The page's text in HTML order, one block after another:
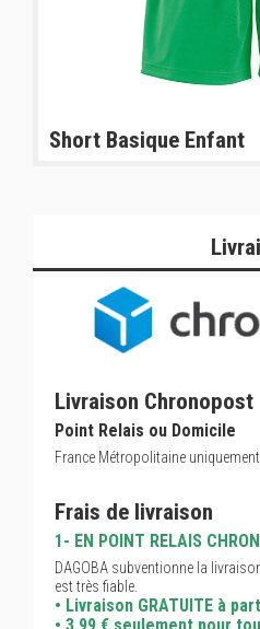
Short Basique Enfant
Livraison Chronopost
Point Relais ou Domicile
France Métropolitaine uniquement
Frais de livraison
1- EN POINT RELAIS
DAGOBA subventionne la
est très fiable.
• Livraison GRATUITE à